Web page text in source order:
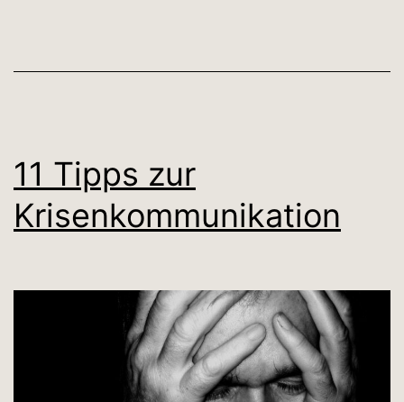
11 Tipps zur
Krisenkommunikation